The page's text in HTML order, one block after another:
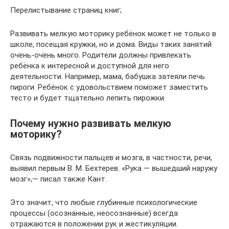
Перелистывание страниц книг;
Развивать мелкую моторику ребёнок может не только в
школе, посещая кружки, но и дома. Виды таких занятий
очень-очень много. Родители должны привлекать
ребёнка к интересной и доступной для него
деятельности. Например, мама, бабушка затеяли печь
пироги. Ребёнок с удовольствием поможет заместить
тесто и будет тщательно лепить пирожки.
Почему нужно развивать мелкую
моторику?
Связь подвижности пальцев и мозга, в частности, речи,
выявил первым В. М. Бехтерев. «Рука — вышедший наружу
мозг»,— писал также Кант.
Это значит, что любые глубинные психологические
процессы (осознанные, неосознанные) всегда
отражаются в положении рук и жестикуляции.